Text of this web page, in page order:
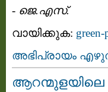
- ജെ.എസ്.
വായിക്കുക: green-
അഭിപ്രായം
ആറന്മുളയിലെ